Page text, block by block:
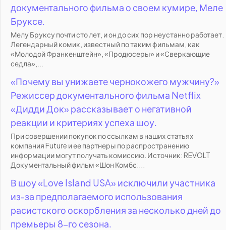
документального фильма о своем кумире, Меле
Бруксе.
Мелу Бруксу почти сто лет, и он до сих пор неустанно работает.
Легендарный комик, известный по таким фильмам, как
«Молодой Франкенштейн», «Продюсеры» и «Сверкающие
седла»,...
«Почему вы унижаете чернокожего мужчину?»
Режиссер документального фильма Netflix
«Дидди Док» рассказывает о негативной
реакции и критериях успеха шоу.
При совершении покупок по ссылкам в наших статьях
компания Future и ее партнеры по распространению
информации могут получать комиссию. Источник: REVOLT
Документальный фильм «Шон Комбс:...
В шоу «Love Island USA» исключили участника
из-за предполагаемого использования
расистского оскорбления за несколько дней до
премьеры 8-го сезона.